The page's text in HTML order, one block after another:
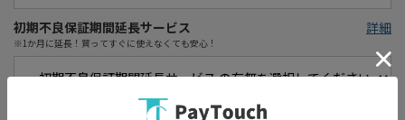
初期不良保証期間延長サービス
※1か月に延長！買ってすぐに使えなくても安心！
詳細